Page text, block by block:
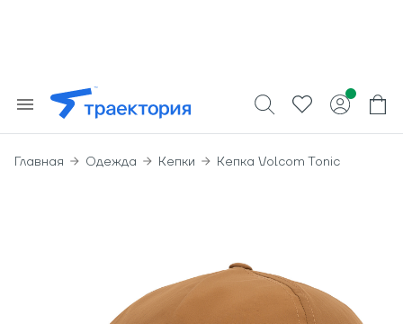
Главная Одежда Кепки Кепка Volcom Tonic